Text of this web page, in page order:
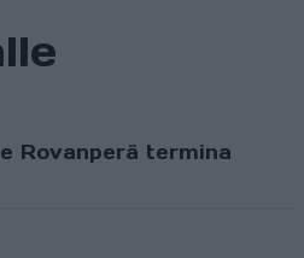
Rovanperä termina